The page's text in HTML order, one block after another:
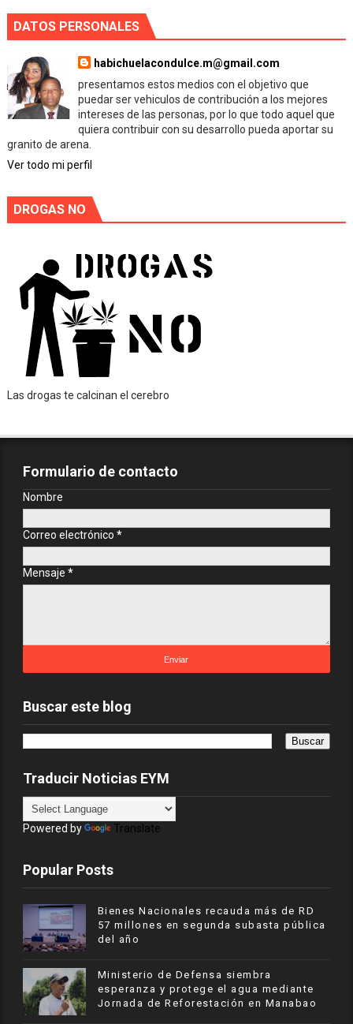
DATOS PERSONALES
habichuelacondulce.m@gmail.com
presentamos estos medios con el objetivo que
puedar ser vehiculos de contribución a los mejores
intereses de las personas, por lo que todo aquel que
quiera contribuir con su desarrollo pueda aportar su
granito de arena.
Ver todo mi perfil
DROGAS NO
Las drogas te calcinan el cerebro
Formulario de contacto
Nombre
Correo electrónico *
Mensaje *
Buscar este blog
Traducir Noticias EYM
Powered by Translate
Popular Posts
Bienes Nacionales recauda más de RD
57 millones en segunda subasta pública
del año
Ministerio de Defensa siembra
esperanza y protege el agua mediante
Jornada de Reforestación en Manabao